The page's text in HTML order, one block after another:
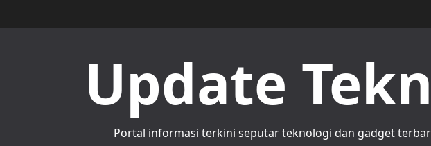
Update
Portal informasi terkini seputar teknologi dan gadget